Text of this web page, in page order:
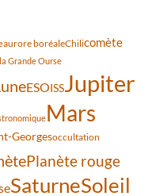
aurore boréaleChilicomète
Grande Ourse
ESOISSJupiter
Mars
Georgesoccultation
Planète rouge
SaturneSoleil